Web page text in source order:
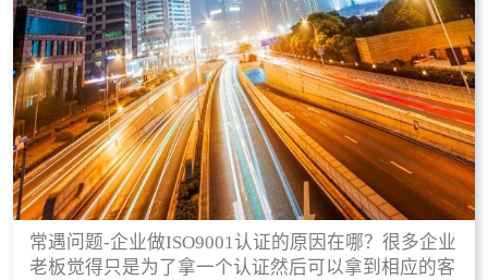
常遇问题-企业做ISO9001认证的原因在哪？很多企业
老板觉得只是为了拿一个认证然后可以拿到相应的客